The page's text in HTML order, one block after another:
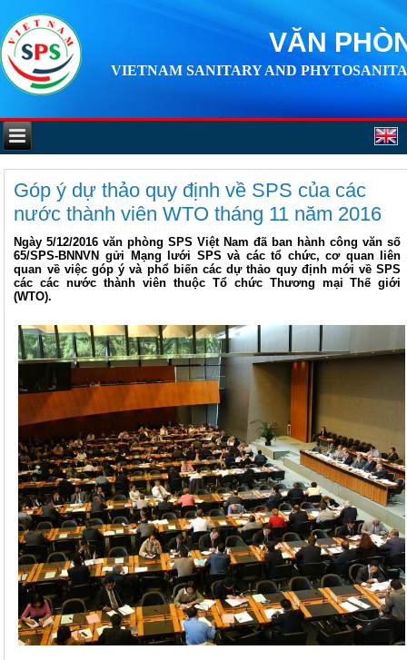
VĂN
VIETNAM SANITARY AND
Góp ý dự thảo quy định về SPS của các
nước thành viên WTO tháng 11 năm 2016
Ngày 5/12/2016 văn phòng SPS Việt Nam đã ban hành công văn số
65/SPS-BNNVN gửi Mạng lưới SPS và các tổ chức, cơ quan liên
quan về việc góp ý và phổ biến các dự thảo quy định mới về SPS
các các nước thành viên thuộc Tổ chức Thương mại Thế giới
(WTO).